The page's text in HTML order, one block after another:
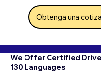
Obtenga una
We Offer Certified
130 Languages